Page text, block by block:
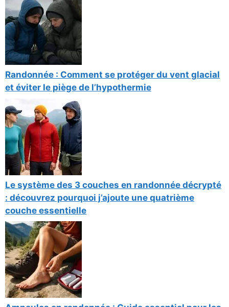
Randonnée : Comment se protéger du vent glacial
et éviter le piège de l’hypothermie
Le système des 3 couches en randonnée décrypté
: découvrez pourquoi j’ajoute une quatrième
couche essentielle